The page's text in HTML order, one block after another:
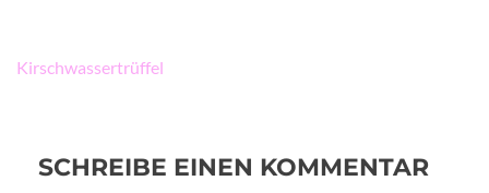
Beitragsnavigation
Kirschwassertrüffel
SCHREIBE EINEN KOMMENTAR